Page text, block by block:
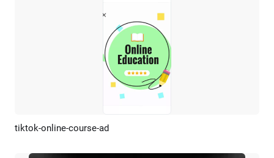
プレビュー
tiktok-online-course-ad